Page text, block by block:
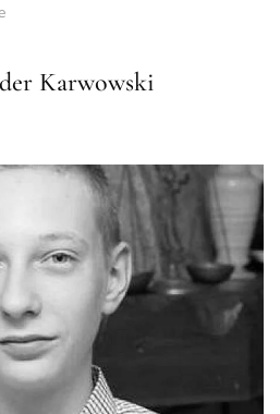
Karwowski